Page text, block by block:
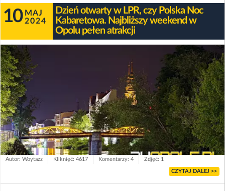
10 MAJ
2024
Dzień otwarty w LPR, czy Polska Noc
Kabaretowa. Najbliższy weekend w
Opolu pełen atrakcji
Autor: Woytazz Kliknięć: 4617 Komentarzy: 4 Zdjęć: 1
CZYTAJ DALEJ >>